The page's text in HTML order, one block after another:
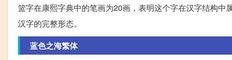
篮字在康熙字典中的笔画为20画，表明这个字在汉字结构
汉字的完整形态。
蓝色之海繁体